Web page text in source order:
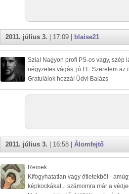
2011. július 3. | 17:09 | blaise21
Szia! Nagyon profi PS-os vagy, szép
négyzetes vágás, jó FF. Szeretem az
Gratulálok hozzá! Üdv! Balázs
2011. július 3. | 16:58 | Álomfejtő
Remek.
Kifogyhatatlan vagy ötletekből -
képkockákat... számomra már a